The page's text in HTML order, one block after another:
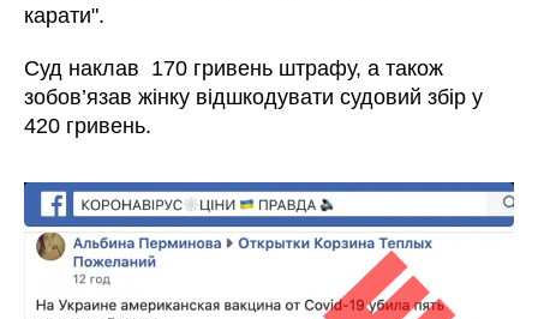
карати".
Суд наклав 170 гривень штрафу, а також
зобов’язав жінку відшкодувати судовий збір у
420 гривень.